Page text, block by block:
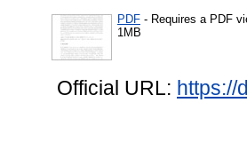
PDF - Requires a PDF
1MB
Official URL: https://